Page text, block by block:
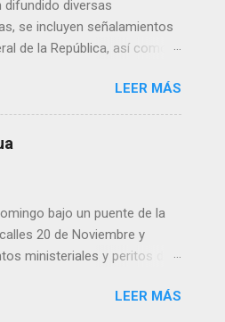
difundido diversas
se incluyen señalamientos
de la República, así como
lonas con imágenes de la
de inconformidad. En este
que ya afectó a
administrados por
LEER MÁS
bajo un puente de la
20 de Noviembre y
ministeriales y peritos de
su identidad.LEER MÁS